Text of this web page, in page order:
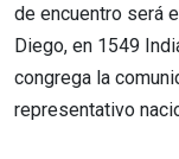
de encuentro será
Diego, en 1549
congrega la
representativo